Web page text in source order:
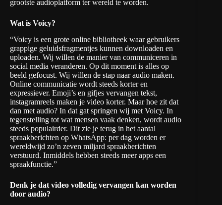
grootste audioplatform ter wereld te worden.
Wat is Voicy?
“Voicy is een grote online bibliotheek waar gebruikers
grappige geluidsfragmentjes kunnen downloaden en
uploaden. Wij willen de manier van communiceren in
social media veranderen. Op dit moment is alles op
beeld gefocust. Wij willen de stap naar audio maken.
Online communicatie wordt steeds korter en
expressiever. Emoji’s en gifjes vervangen tekst,
instagramreels maken je video korter. Maar hoe zit dat
dan met audio? In dat gat springen wij met Voicy. In
tegenstelling tot wat mensen vaak denken, wordt audio
steeds populairder. Dit zie je terug in het aantal
spraakberichten op WhatsApp: per dag worden er
wereldwijd zo’n zeven miljard spraakberichten
verstuurd. Inmiddels hebben steeds meer apps een
spraakfunctie.”
Denk je dat video volledig vervangen kan worden
door audio?